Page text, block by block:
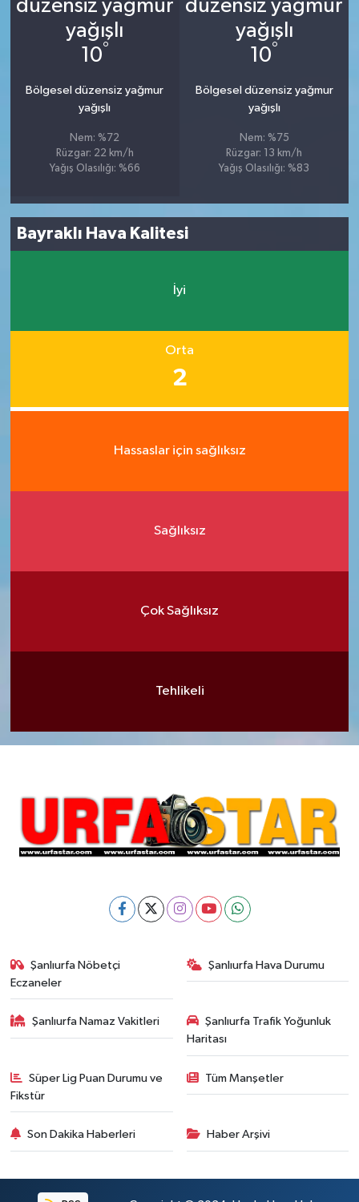
10°
Bölgesel düzensiz yağmur
yağışlı
Nem: %72
Rüzgar: 22 km/h
Yağış Olasılığı: %66
10°
Bölgesel düzensiz yağmur
yağışlı
Nem: %75
Rüzgar: 13 km/h
Yağış Olasılığı: %83
Bayraklı Hava Kalitesi
İyi
Orta
2
Hassaslar için sağlıksız
Sağlıksız
Çok Sağlıksız
Tehlikeli
Şanlıurfa Nöbetçi
Eczaneler
Şanlıurfa Hava Durumu
Şanlıurfa Namaz Vakitleri
Şanlıurfa Trafik Yoğunluk
Haritası
Süper Lig Puan Durumu ve
Fikstür
Tüm Manşetler
Son Dakika Haberleri Haber Arşivi